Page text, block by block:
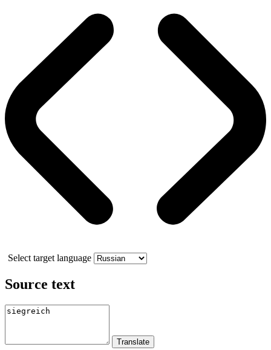
Select target language
Source text